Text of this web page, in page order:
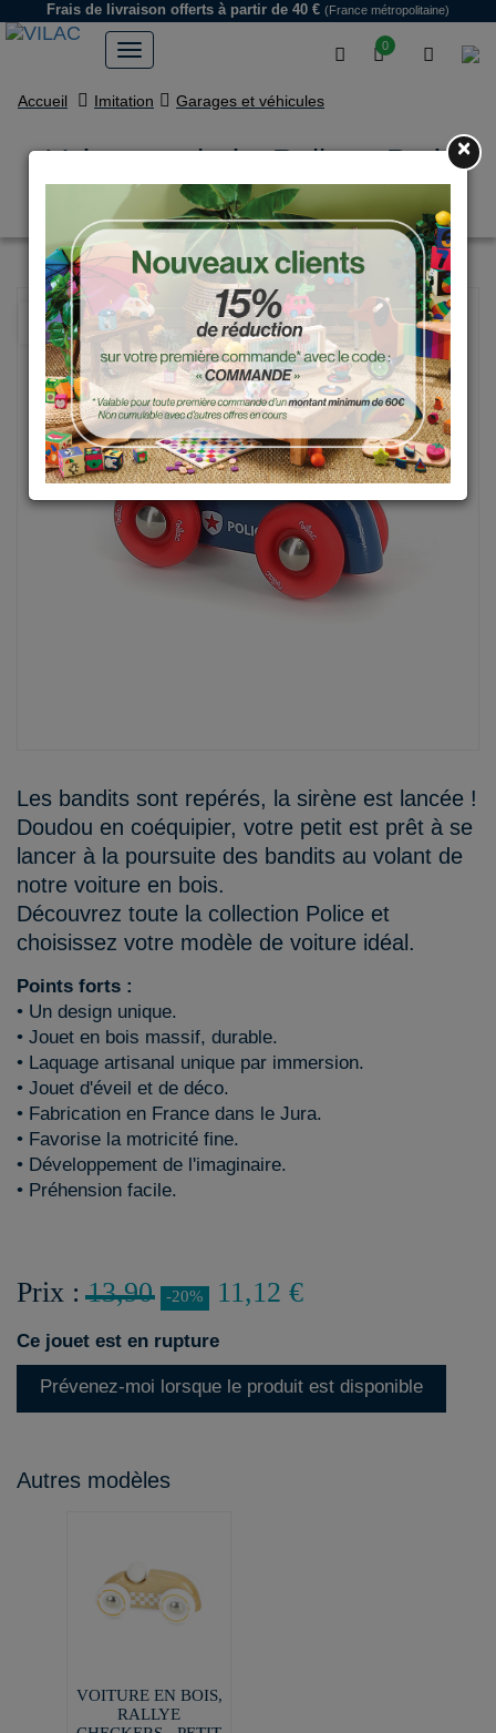
0
Frais de livraison offerts à partir de 40 € (France métropolitaine)
Accueil Imitation Garages et véhicules
Voiture en bois, Rallye - Petit
modèle police
Les bandits sont repérés, la sirène est lancée !
Doudou en coéquipier, votre petit est prêt à se
lancer à la poursuite des bandits au volant de
notre voiture en bois.
Découvrez toute la collection Police et
choisissez votre modèle de voiture idéal.
Points forts :
• Un design unique.
• Jouet en bois massif, durable.
• Laquage artisanal unique par immersion.
• Jouet d'éveil et de déco.
• Fabrication en France dans le Jura.
• Favorise la motricité fine.
• Développement de l'imaginaire.
• Préhension facile.
Prix :13,90 -20% 11,12 €
Ce jouet est en rupture
Prévenez-moi lorsque le produit est disponible
Autres modèles
VOITURE EN BOIS,
RALLYE
×